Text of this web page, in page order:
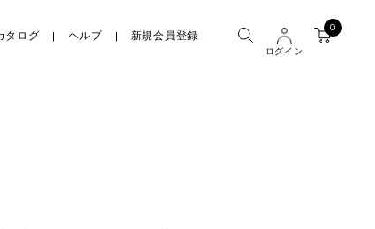
タログ ヘルプ 新規会員登録
ログイン
0